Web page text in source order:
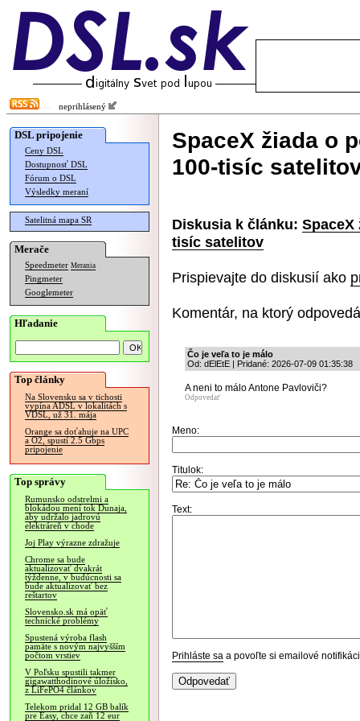
neprihlásený
DSL pripojenie
Ceny DSL
Dostupnosť DSL
Fórum o DSL
Výsledky meraní
Satelitná mapa SR
Merače
Speedmeter Merania
Pingmeter
Googlemeter
Hľadanie
Top články
Na Slovensku sa v tichosti
vypína ADSL v lokalitách s
VDSL, už 31. mája
Orange sa doťahuje na UPC
a O2, spustí 2.5 Gbps
pripojenie
Top správy
Rumunsko odstrelmi a
blokádou mení tok Dunaja,
aby udržalo jadrovú
elektráreň v chode
Joj Play výrazne zdražuje
Chrome sa bude
aktualizovať dvakrát
týždenne, v budúcnosti sa
bude aktualizovať bez
reštartov
Slovensko.sk má opäť
technické problémy
Spustená výroba flash
pamäte s novým najvyšším
počtom vrstiev
V Poľsku spustili takmer
gigawatthodinové úložisko,
z LiFePO4 článkov
Telekom pridal 12 GB balík
pre Easy, chce zaň 12 eur
SpaceX žiada o
100-tisíc
Diskusia k článku:
tisíc satelitov
Prispievajte do diskusií ako
Komentár, na ktorý
Čo je veľa to je málo
Od: dElEtE | Pridané: 2026-07-09 01:35:38
A neni to málo Antone Pavloviči?
Odpovedať
Meno:
Titulok:
Text:
Prihláste sa a povoľte si emailové